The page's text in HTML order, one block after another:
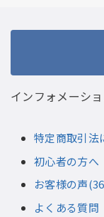
インフォメーシ
特定商取引法
初心者の方へ
お客様の声
よくある質問